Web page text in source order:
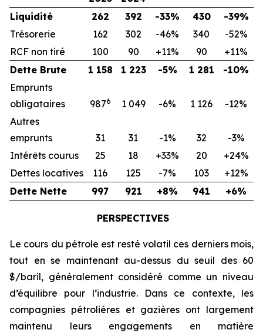
Liquidité
262 392 -33% 430
-39%
Trésorerie
162 302 -46% 340
-52%
RCF non tiré
100 90 +11% 90
+11%
Dette Brute
1 158 1 223 -5% 1 281
-10%
Emprunts
obligataires
9876 1 049 -6% 1 126
-12%
Autres
emprunts
31 31 -1% 32
-3%
Intérêts courus
25 18 +33% 20
+24%
Dettes locatives
116 125 -7% 103
+12%
Dette Nette
997 921 +8% 941 +6%
PERSPECTIVES
Le cours du pétrole est resté volatil ces derniers mois,
tout en se maintenant au-dessus du seuil des 60
$/baril, généralement considéré comme un niveau
d’équilibre pour l’industrie. Dans ce contexte, les
compagnies pétrolières et gazières ont largement
maintenu leurs engagements en matière